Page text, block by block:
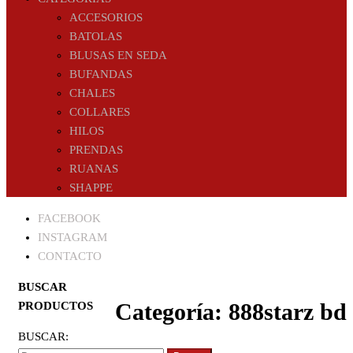
ACCESORIOS
BATOLAS
BLUSAS EN SEDA
BUFANDAS
CHALES
COLLARES
HILOS
PRENDAS
RUANAS
SHAPPE
FACEBOOK
INSTAGRAM
CONTACTO
Categoría: 888starz bd
BUSCAR
PRODUCTOS
BUSCAR: